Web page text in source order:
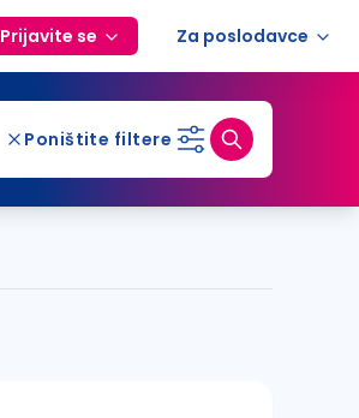
Prijavite se Za poslodavce
Poništite filtere